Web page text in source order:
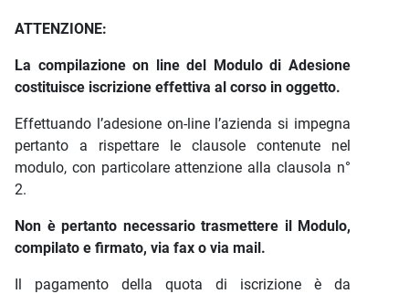
ATTENZIONE:
La compilazione on line del Modulo di Adesione
costituisce iscrizione effettiva al corso in oggetto.
Effettuando l’adesione on-line l’azienda si impegna
pertanto a rispettare le clausole contenute nel
modulo, con particolare attenzione alla clausola n°
2.
Non è pertanto necessario trasmettere il Modulo,
compilato e firmato, via fax o via mail.
Il pagamento della quota di iscrizione è da